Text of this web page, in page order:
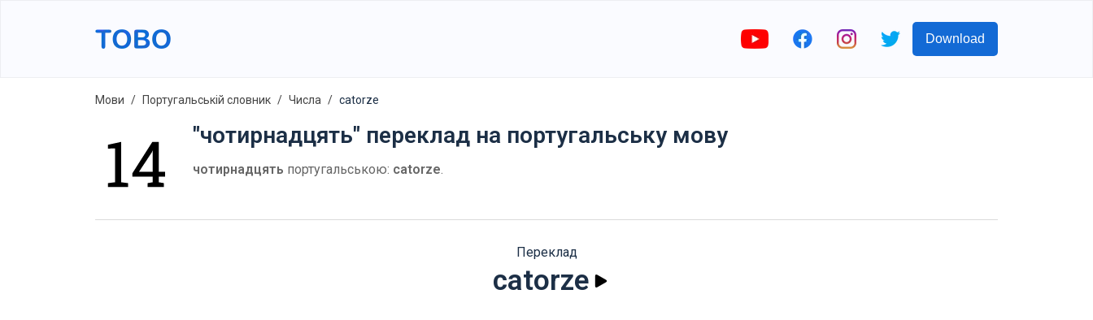
Download
Мови Португальській словник Числа catorze
"чотирнадцять" переклад на португальську мову
чотирнадцять португальською: catorze.
Переклад
catorze